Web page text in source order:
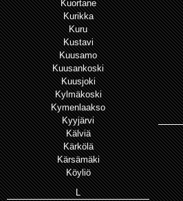
Kuortane
Kurikka
Kuru
Kustavi
Kuusamo
Kuusankoski
Kuusjoki
Kylmäkoski
Kymenlaakso
Kyyjärvi
Kälviä
Kärkölä
Kärsämäki
Köyliö
L